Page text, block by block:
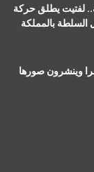
لفتيت يطلق حركة
بالمملكة
وينشرون صورها